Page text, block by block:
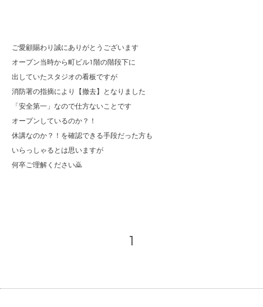
ご愛顧賜わり誠にありがとうございます
オープン当時から町ビル1階の階段下に
出していたスタジオの看板ですが
消防署の指摘により【撤去】となりました
「安全第一」なので仕方ないことです
オープンしているのか？！
休講なのか？！を確認できる手段だった方も
いらっしゃるとは思いますが
何卒ご理解ください🙇
1